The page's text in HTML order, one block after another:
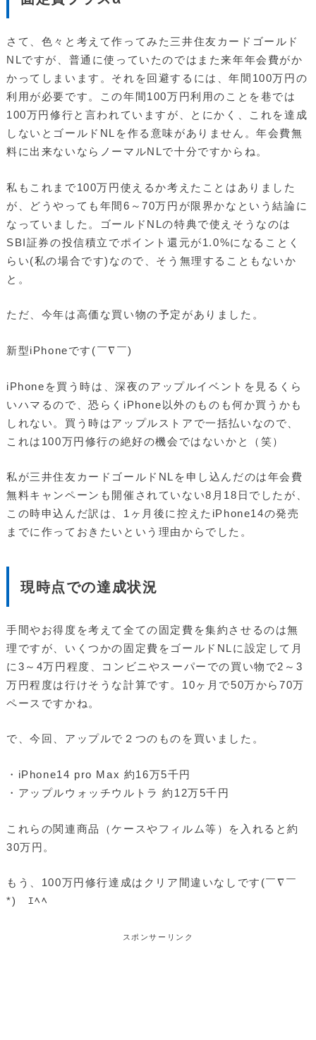
さて、色々と考えて作ってみた三井住友カードゴールド
NLですが、普通に使っていたのではまた来年年会費がか
かってしまいます。それを回避するには、年間100万円の
利用が必要です。この年間100万円利用のことを巷では
100万円修行と言われていますが、とにかく、これを達成
しないとゴールドNLを作る意味がありません。年会費無
料に出来ないならノーマルNLで十分ですからね。
私もこれまで100万円使えるか考えたことはありました
が、どうやっても年間6～70万円が限界かなという結論に
なっていました。ゴールドNLの特典で使えそうなのは
SBI証券の投信積立でポイント還元が1.0%になることく
らい(私の場合です)なので、そう無理することもないか
と。
ただ、今年は高価な買い物の予定がありました。
新型iPhoneです(￣∇￣)
iPhoneを買う時は、深夜のアップルイベントを見るくら
いハマるので、恐らくiPhone以外のものも何か買うかも
しれない。買う時はアップルストアで一括払いなので、
これは100万円修行の絶好の機会ではないかと（笑）
私が三井住友カードゴールドNLを申し込んだのは年会費
無料キャンペーンも開催されていない8月18日でしたが、
この時申込んだ訳は、1ヶ月後に控えたiPhone14の発売
までに作っておきたいという理由からでした。
現時点での達成状況
手間やお得度を考えて全ての固定費を集約させるのは無
理ですが、いくつかの固定費をゴールドNLに設定して月
に3～4万円程度、コンビニやスーパーでの買い物で2～3
万円程度は行けそうな計算です。10ヶ月で50万から70万
ペースですかね。
で、今回、アップルで２つのものを買いました。
・iPhone14 pro Max 約16万5千円
・アップルウォッチウルトラ 約12万5千円
これらの関連商品（ケースやフィルム等）を入れると約
30万円。
もう、100万円修行達成はクリア間違いなしです(￣∇￣
*)ゞｴﾍﾍ
スポンサーリンク